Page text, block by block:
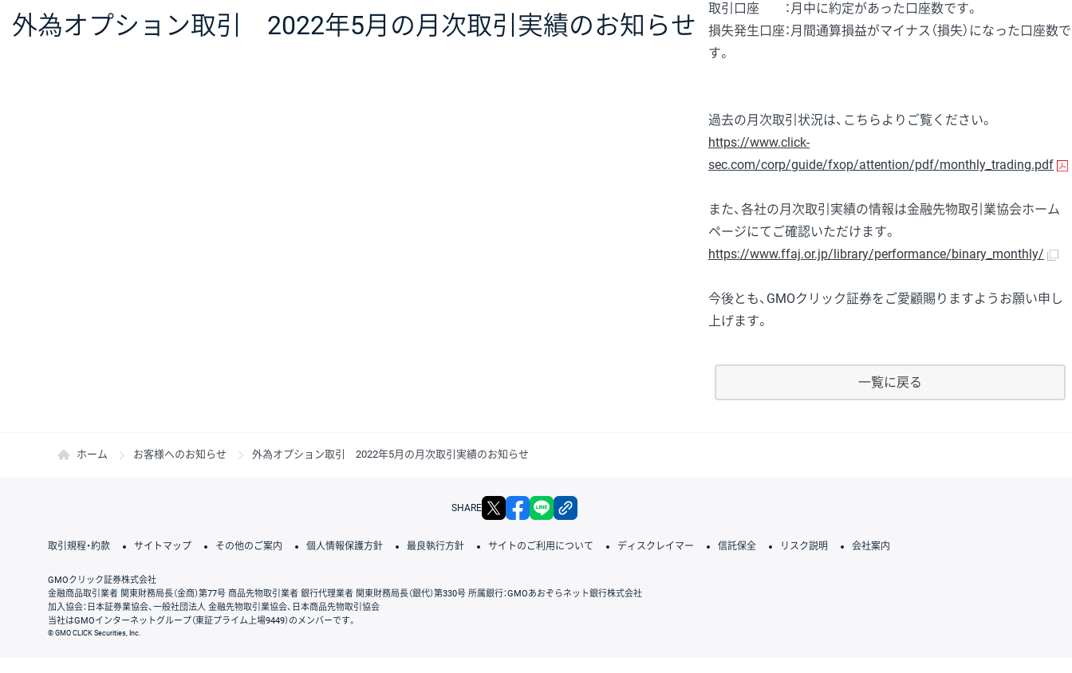
外為オプション取引 2022年5月の月次取引実績のお知らせ
取引口座 ：月中に約定があった口座数です。
損失発生口座：月間通算損益がマイナス（損失）になった口座数で
す。
過去の月次取引状況は、こちらよりご覧ください。
https://www.click-
sec.com/corp/guide/fxop/attention/pdf/monthly_trading.pdf
また、各社の月次取引実績の情報は金融先物取引業協会ホーム
ページにてご確認いただけます。
https://www.ffaj.or.jp/library/performance/binary_monthly/
今後とも、GMOクリック証券をご愛顧賜りますようお願い申し
上げます。
一覧に戻る
ホーム お客様へのお知らせ 外為オプション取引 2022年5月の月次取引実績のお知らせ
SHARE X facebook
取引規程・約款 サイトマップ その他のご案内 個人情報保護方針 最良執行方針 サイトのご利用について ディスクレイマー 信託保全 リスク説明 会社案内
GMOクリック証券株式会社
金融商品取引業者 関東財務局長（金商）第77号 商品先物取引業者 銀行代理業者 関東財務局長（銀代）第330号 所属銀行：GMOあおぞらネット銀行株式会社
加入協会：日本証券業協会、一般社団法人 金融先物取引業協会、日本商品先物取引協会
当社はGMOインターネットグループ（東証プライム上場9449）のメンバーです。
© GMO CLICK Securities, Inc.